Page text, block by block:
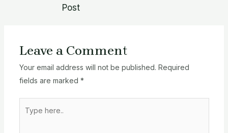
Post
Leave a Comment
Your email address will not be published. Required
fields are marked *
here..